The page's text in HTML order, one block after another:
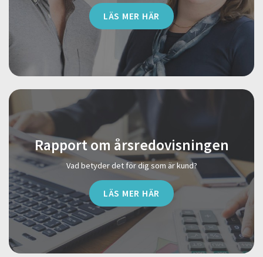
LÄS MER HÄR
Rapport om årsredovisningen
Vad betyder det för dig som är kund?
LÄS MER HÄR